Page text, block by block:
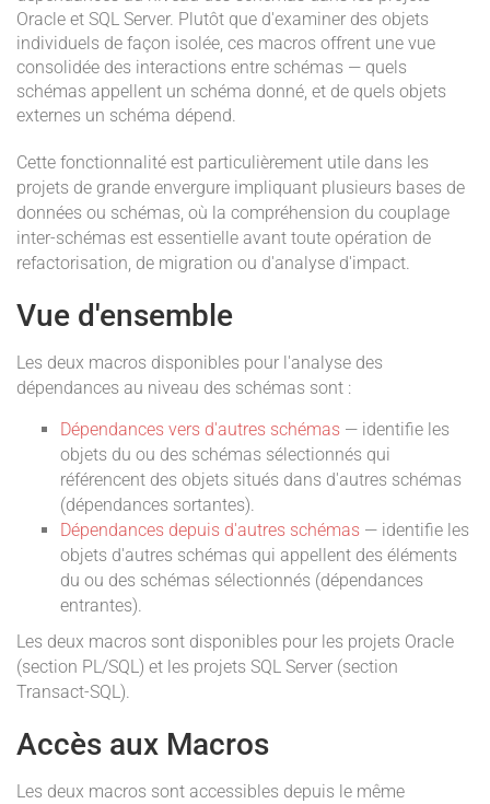
Oracle et SQL Server. Plutôt que d'examiner des objets
individuels de façon isolée, ces macros offrent une vue
consolidée des interactions entre schémas — quels
schémas appellent un schéma donné, et de quels objets
externes un schéma dépend.
Cette fonctionnalité est particulièrement utile dans les
projets de grande envergure impliquant plusieurs bases de
données ou schémas, où la compréhension du couplage
inter-schémas est essentielle avant toute opération de
refactorisation, de migration ou d'analyse d'impact.
Vue d'ensemble
Les deux macros disponibles pour l'analyse des
dépendances au niveau des schémas sont :
Dépendances vers d'autres schémas — identifie les
objets du ou des schémas sélectionnés qui
référencent des objets situés dans d'autres schémas
(dépendances sortantes).
Dépendances depuis d'autres schémas — identifie les
objets d'autres schémas qui appellent des éléments
du ou des schémas sélectionnés (dépendances
entrantes).
Les deux macros sont disponibles pour les projets Oracle
(section PL/SQL) et les projets SQL Server (section
Transact-SQL).
Accès aux Macros
Les deux macros sont accessibles depuis le même